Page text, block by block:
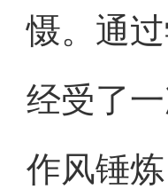
慑。通
经受了
作风锤